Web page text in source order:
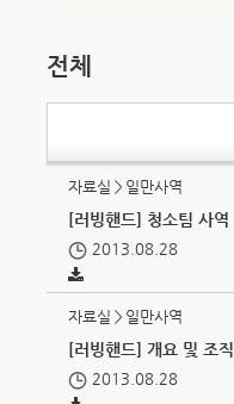
전체
자료실＞일만사역
[러빙핸드] 청소팀 사역
2013.08.28
자료실＞일만사역
[러빙핸드] 개요 및 조직
2013.08.28